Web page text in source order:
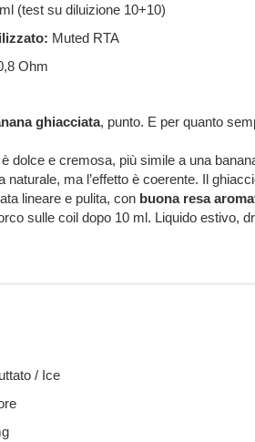
(test su diluizione 10+10)
Muted RTA
Ohm
ghiacciata, punto. E per quanto
è dolce e cremosa, più simile a una
naturale, ma l’effetto è coerente. Il
lineare e pulita, con buona resa
sulle coil dopo 10 ml. Liquido estivo,
/ Ice